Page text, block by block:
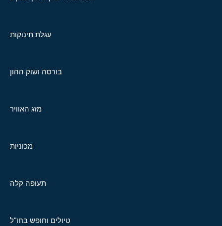
עגלת תינוקות
בורסה ושוק ההון
מזג האוויר
מכוניות
תעופה קלה
טיולים וחופש בחו"ל